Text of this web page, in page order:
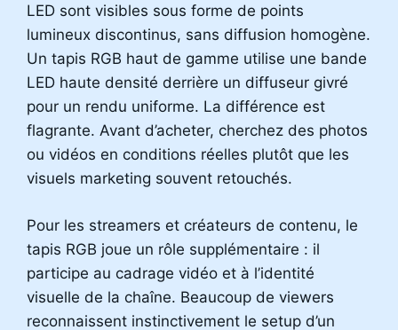
LED sont visibles sous forme de points
lumineux discontinus, sans diffusion homogène.
Un tapis RGB haut de gamme utilise une bande
LED haute densité derrière un diffuseur givré
pour un rendu uniforme. La différence est
flagrante. Avant d’acheter, cherchez des photos
ou vidéos en conditions réelles plutôt que les
visuels marketing souvent retouchés.
Pour les streamers et créateurs de contenu, le
tapis RGB joue un rôle supplémentaire : il
participe au cadrage vidéo et à l’identité
visuelle de la chaîne. Beaucoup de viewers
reconnaissent instinctivement le setup d’un